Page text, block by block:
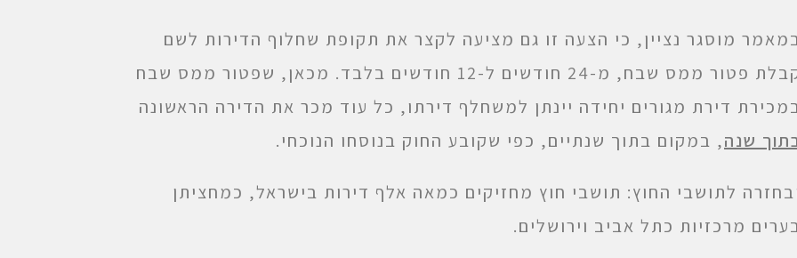
מוסגר נציין, כי הצעה זו גם מציעה לקצר את תקופת שחלוף הדירות לשם
קבלת פטור ממס שבח, מ-24 חודשים ל-12 חודשים בלבד. מכאן, שפטור ממס שבח
דירת מגורים יחידה יינתן למשחלף דירתו, כל עוד מכר את הדירה הראשונה
שנה, במקום בתוך שנתיים, כפי שקובע החוק בנוסחו הנוכחי.
לתושבי החוץ: תושבי חוץ מחזיקים כמאה אלף דירות בישראל, כמחציתן
מרכזיות כתל אביב וירושלים.